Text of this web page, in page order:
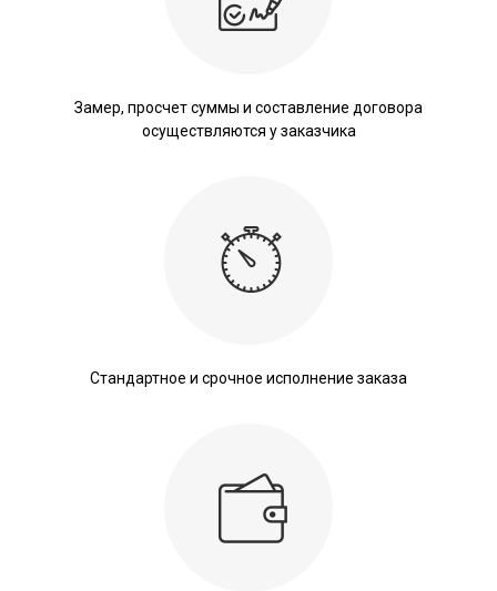
Замер, просчет суммы и составление договора
осуществляются у заказчика
Стандартное и срочное исполнение заказа